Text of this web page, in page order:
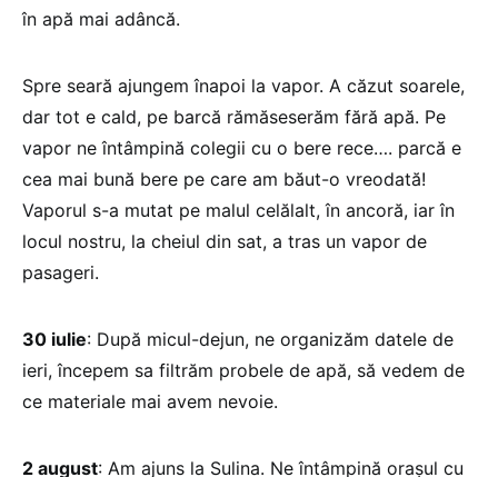
în apă mai adâncă.
Spre seară ajungem înapoi la vapor. A căzut soarele,
dar tot e cald, pe barcă rămăseserăm fără apă. Pe
vapor ne întâmpină colegii cu o bere rece…. parcă e
cea mai bună bere pe care am băut-o vreodată!
Vaporul s-a mutat pe malul celălalt, în ancoră, iar în
locul nostru, la cheiul din sat, a tras un vapor de
pasageri.
30 iulie: După micul-dejun, ne organizăm datele de
ieri, începem sa filtrăm probele de apă, să vedem de
ce materiale mai avem nevoie.
2 august: Am ajuns la Sulina. Ne întâmpină oraşul cu